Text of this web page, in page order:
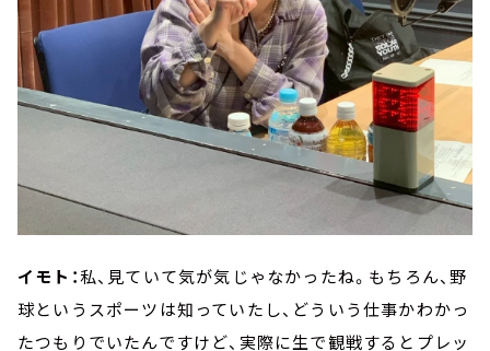
イモト：私、見ていて気が気じゃなかったね。もちろん、野
球というスポーツは知っていたし、どういう仕事かわかっ
たつもりでいたんですけど、実際に生で観戦するとプレッ